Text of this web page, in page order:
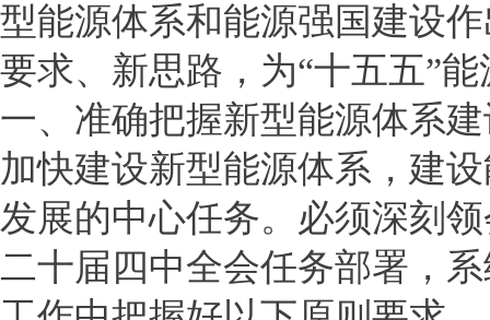
型能源体系和能源强国建设
要求、新思路，为“十五五”
一、准确把握新型能源体系
加快建设新型能源体系，建
发展的中心任务。必须深刻
二十届四中全会任务部署，